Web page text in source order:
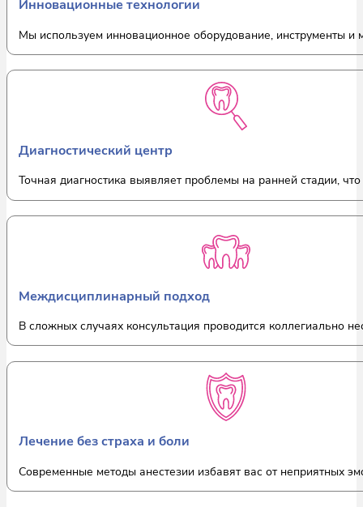
Инновационные технологии
Мы используем инновационное оборудование, инструменты и
Диагностический центр
Точная диагностика выявляет проблемы на ранней стадии,
Междисциплинарный подход
В сложных случаях консультация проводится коллегиально
Лечение без страха и боли
Современные методы анестезии избавят вас от неприятных